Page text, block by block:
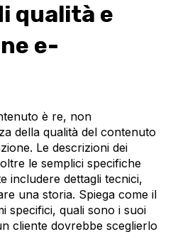
qualità e
e-
è re, non
della qualità del contenuto
Le descrizioni dei
le semplici specifiche
includere dettagli tecnici,
una storia. Spiega come il
specifici, quali sono i suoi
cliente dovrebbe sceglierlo